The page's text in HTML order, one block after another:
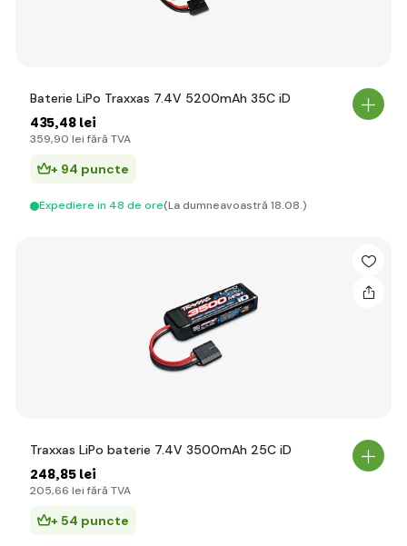
Baterie LiPo Traxxas 7.4V 5200mAh 35C iD
435,48 lei
359,90 lei fără TVA
+ 94 puncte
Expediere in 48 de ore(La dumneavoastră 18.08.)
Traxxas LiPo baterie 7.4V 3500mAh 25C iD
248,85 lei
205,66 lei fără TVA
+ 54 puncte